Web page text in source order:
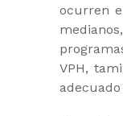
ocurren
VPH,